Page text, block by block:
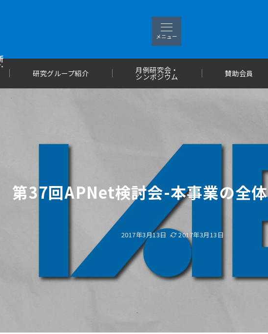
メニュー
研究グループ紹介 月例研究会・
シンポジウム 賛助会員
第37回APNet検討会-本事業の全
2017年3月13日 2017年3月13日